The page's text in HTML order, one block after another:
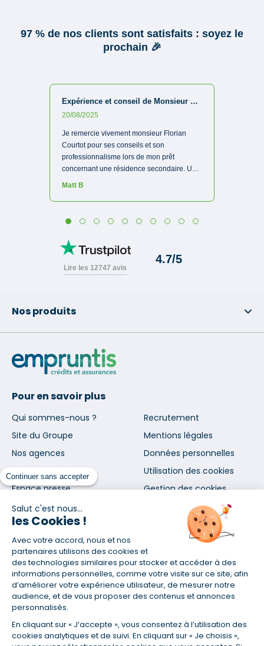
Continuer sans accepter
Salut c'est nous...
les Cookies !
Avec votre accord, nous et nos
partenaires utilisons des cookies et
des technologies similaires pour stocker et accéder à des
informations personnelles, comme votre visite sur ce site, afin
d’améliorer votre expérience utilisateur, de mesurer notre
audience, et de vous proposer des contenus et annonces
personnalisés.
En cliquant sur « J’accepte », vous consentez à l’utilisation des
cookies analytiques et de suivi. En cliquant sur « Je choisis »,
Nos produits
Pour en savoir plus
Qui sommes-nous ?
Site du Groupe
Nos agences
Nous contacter
Espace presse
Recrutement
Mentions légales
Données personnelles
Utilisation des cookies
Gestion des cookies
Inscrivez-vous à notre newsletter
et nos communications
En vous abonnant, vous acceptez nos conditions d'utilisation
et notre politique de données personnelles. Vous pourrez
vous désabonner à tout moment depuis le lien présent dans